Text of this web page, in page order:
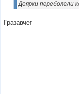
Доярки переболели
Гразавчег